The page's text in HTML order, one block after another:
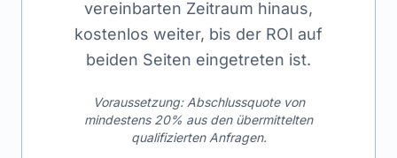
vereinbarten Zeitraum hinaus,
kostenlos weiter, bis der ROI auf
beiden Seiten eingetreten ist.
Voraussetzung: Abschlussquote von
mindestens 20% aus den übermittelten
qualifizierten Anfragen.